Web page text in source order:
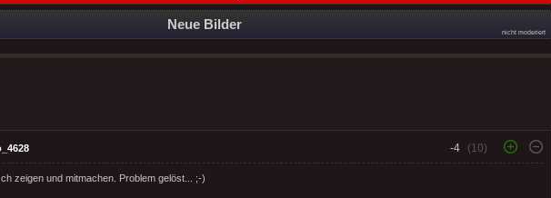
Neue Bilder
nicht moderiert
-4 (10)
zeigen und mitmachen. Problem gelöst... ;-)